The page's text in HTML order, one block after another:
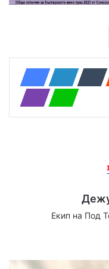
Екип на Под